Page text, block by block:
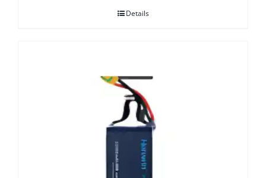
Details